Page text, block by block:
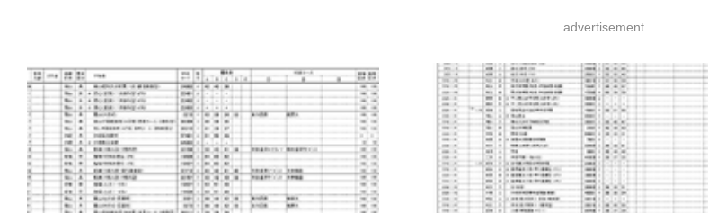
advertisement